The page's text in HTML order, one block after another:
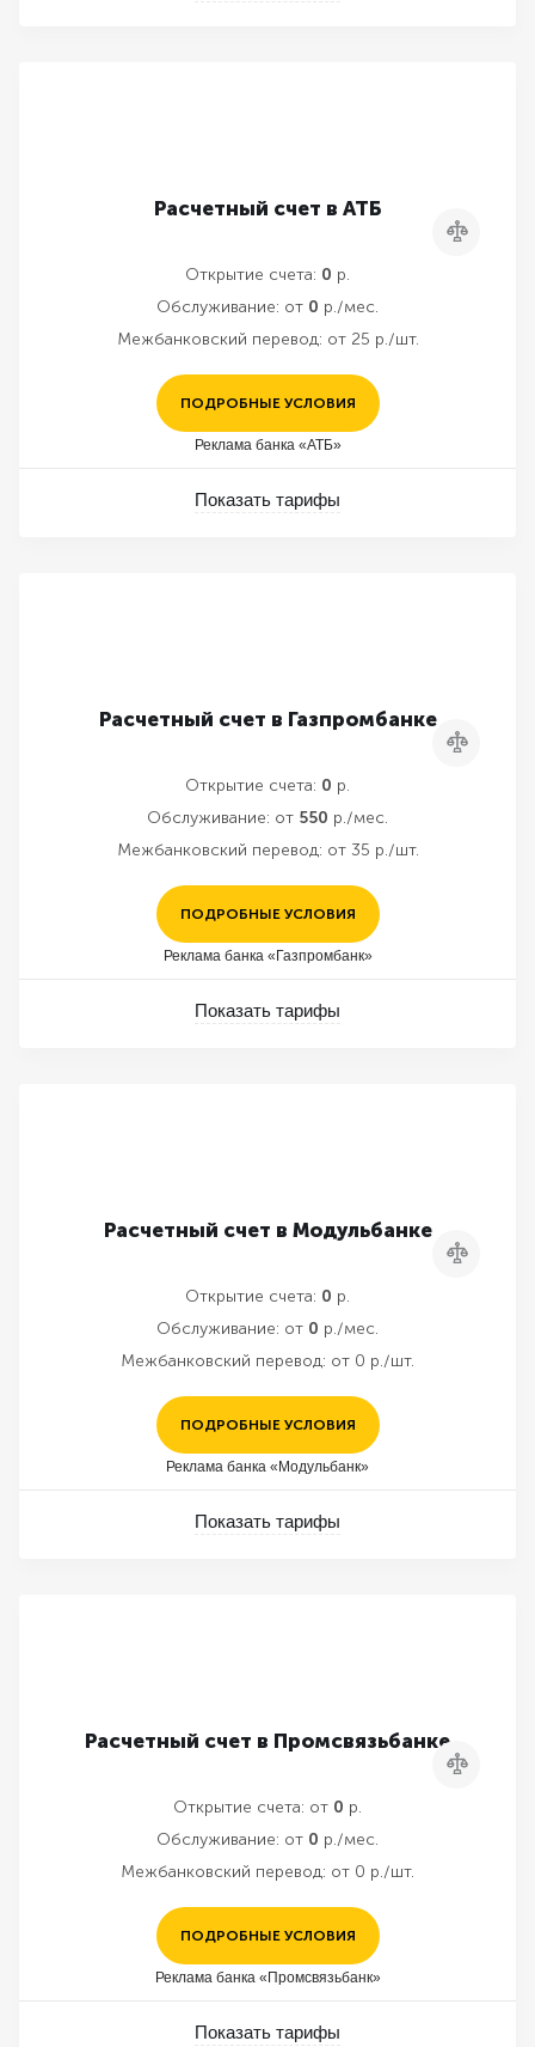
Расчетный счет в АТБ
Сравнить
Открытие счета: 0 р.
Обслуживание: от 0 р./мес.
Межбанковский перевод: от 25 р./шт.
ПОДРОБНЫЕ УСЛОВИЯ
Реклама банка «АТБ»
Показать тарифы
Расчетный счет в Газпромбанке
Сравнить
Открытие счета: 0 р.
Обслуживание: от 550 р./мес.
Межбанковский перевод: от 35 р./шт.
ПОДРОБНЫЕ УСЛОВИЯ
Реклама банка «Газпромбанк»
Показать тарифы
Расчетный счет в Модульбанке
Сравнить
Открытие счета: 0 р.
Обслуживание: от 0 р./мес.
Межбанковский перевод: от 0 р./шт.
ПОДРОБНЫЕ УСЛОВИЯ
Реклама банка «Модульбанк»
Показать тарифы
Расчетный счет в Промсвязьбанке
Сравнить
Открытие счета: от 0 р.
Обслуживание: от 0 р./мес.
Межбанковский перевод: от 0 р./шт.
ПОДРОБНЫЕ УСЛОВИЯ
Реклама банка «Промсвязьбанк»
Показать тарифы